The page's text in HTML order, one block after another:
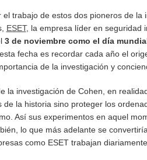
el trabajo de estos dos pioneros de la
ESET, la empresa líder en seguridad
3 de noviembre como el día
fecha es recordar cada año el
de la investigación y
la investigación de Cohen, en
de la historia sino proteger los
Así sus experimentos en aquel
lo que más adelante se
como ESET trabajan diariamente.